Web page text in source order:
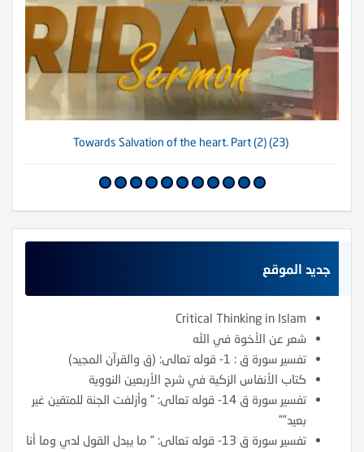
(23) Towards Salvation of the heart. Part (2)
جديد الموقع
Critical Thinking in Islam
شعر عن الأخوة في الله
تفسير سورة ق : 1- قوله تعالى: (ق والقرآن المجيد)
كتاب الأنفاس الزكية في شرح الأربعين النووية
تفسير سورة ق 14- قوله تعالى: ” وأزلفت الجنة للمتقين غير
بعيد””
تفسير سورة ق 13- قوله تعالى: ” ما يبدل القول لدي وما أنا